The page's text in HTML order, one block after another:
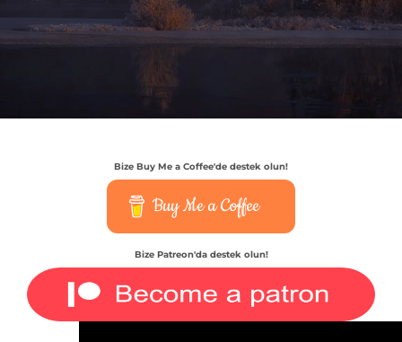
Bize Buy Me a Coffee'de destek olun!
Buy Me a Coffee
Bize Patreon'da destek olun!